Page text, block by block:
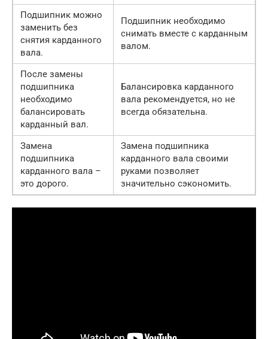
Подшипник можно
заменить без
снятия карданного
вала.
Подшипник необходимо
снимать вместе с карданным
валом.
После замены
подшипника
необходимо
балансировать
карданный вал.
Балансировка карданного
вала рекомендуется, но не
всегда обязательна.
Замена
подшипника
карданного вала –
это дорого.
Замена подшипника
карданного вала своими
руками позволяет
значительно сэкономить.